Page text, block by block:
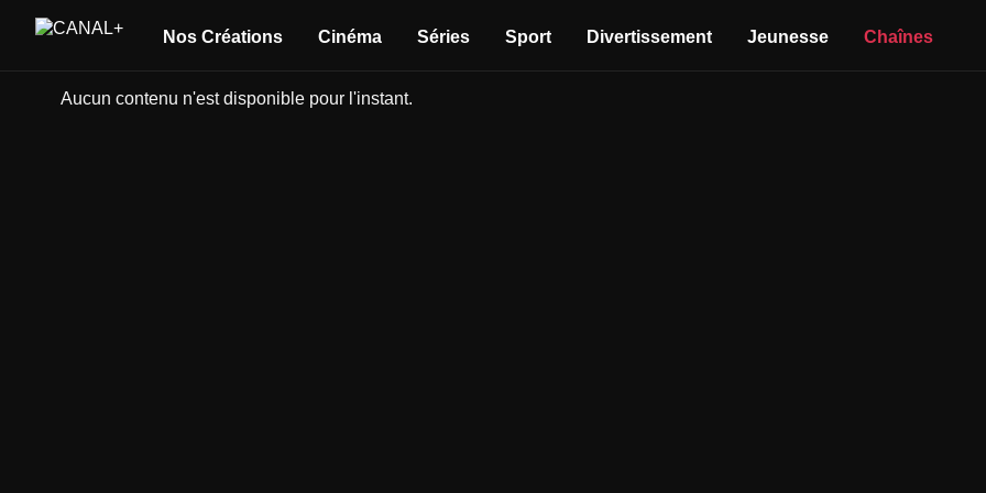
Nos Créations Cinéma Séries Sport Divertissement Jeunesse Chaînes
Aucun contenu n'est disponible pour l'instant.